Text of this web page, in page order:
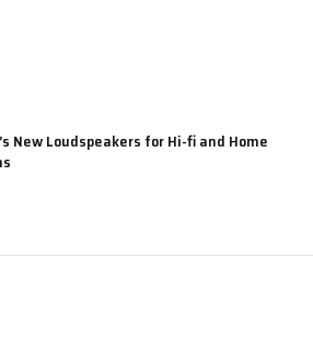
New Loudspeakers for Hi-fi and Home